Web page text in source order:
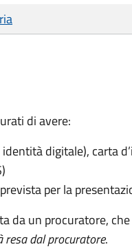
di avere:
digitale), carta
per la
da un procuratore,
dal procuratore.